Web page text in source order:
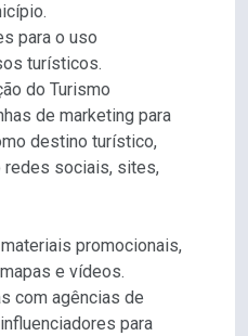
para o uso
turísticos.
do Turismo
de marketing para
destino turístico,
sociais, sites,
promocionais,
e vídeos.
com agências de
para